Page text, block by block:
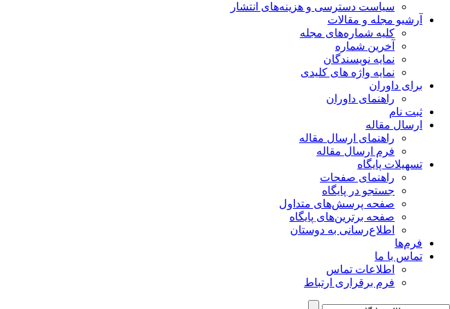
سیاست دسترسی و هزینه‌های انتشار
آرشیو مجله و مقالات
کلیه شماره‌های مجله
آخرین شماره
نمایه نویسندگان
نمایه واژه های کلیدی
برای داوران
راهنمای داوران
ثبت نام
ارسال مقاله
راهنمای ارسال مقاله
فرم ارسال مقاله
تسهیلات پایگاه
راهنمای صفحات
جستجو در پایگاه
صفحه پرسش‌های متداول
صفحه برترین‌های پایگاه
اطلاع‌رسانی به دوستان
فرم‌ها
تماس با ما
اطلاعات تماس
فرم برقراری ارتباط